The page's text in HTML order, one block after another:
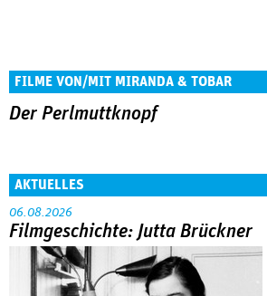
FILME VON/MIT MIRANDA & TOBAR
Der Perlmuttknopf
AKTUELLES
06.08.2026
Filmgeschichte: Jutta Brückner